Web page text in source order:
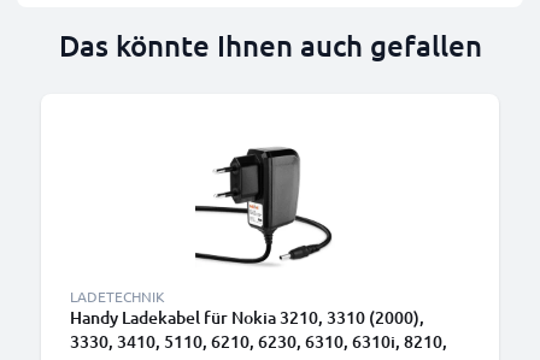
Das könnte Ihnen auch gefallen
LADETECHNIK
Handy Ladekabel für Nokia 3210, 3310 (2000),
3330, 3410, 5110, 6210, 6230, 6310, 6310i, 8210,